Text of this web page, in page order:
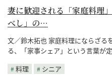
妻に歓迎される「家庭料理
べし」の…
文／鈴木拓也 家庭料理にならざる
る、「家事シェア」という言葉が
料理
シニア